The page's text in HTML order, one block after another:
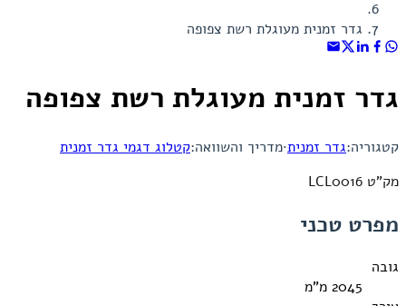
גדר זמנית מעוגלת רשת צפופה
גדר זמנית מעוגלת רשת צפופה
קטגוריה:גדר זמנית·מדריך והשוואה:קטלוג דגמי גדר זמנית
מק"ט LCL0016
מפרט טכני
גובה
2045 מ"מ